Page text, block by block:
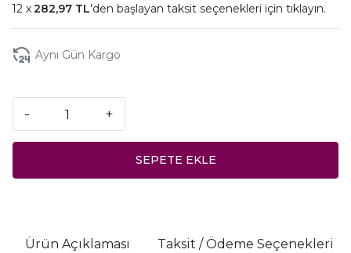
282,97 TL'den başlayan taksit seçenekleri için tıklayın.
Aynı Gün Kargo
- +
SEPETE EKLE
Ürün Açıklaması Taksit / Ödeme Seçenekleri